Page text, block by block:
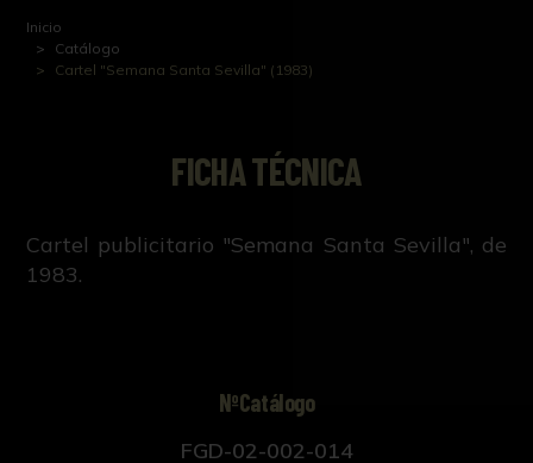
Inicio
Catálogo
Cartel "Semana Santa Sevilla" (1983)
FICHA TÉCNICA
Cartel publicitario "Semana Santa Sevilla", de
1983.
NºCatálogo
FGD-02-002-014